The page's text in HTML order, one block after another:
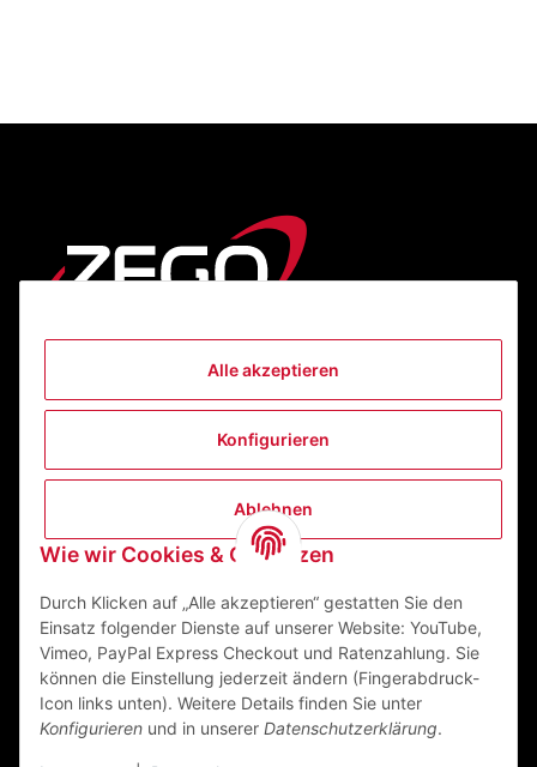
Alle akzeptieren
Konfigurieren
Ablehnen
Wie wir Cookies & Co nutzen
Durch Klicken auf „Alle akzeptieren“ gestatten Sie den
Einsatz folgender Dienste auf unserer Website: YouTube,
Vimeo, PayPal Express Checkout und Ratenzahlung. Sie
können die Einstellung jederzeit ändern (Fingerabdruck-
Icon links unten). Weitere Details finden Sie unter
Konfigurieren und in unserer Datenschutzerklärung.
Informationen
ZEGO Textilveredelungszentrum GmbH
63741 Aschaffenburg Deutschland
Mail:info@zego-tvz.de
Tel.:06021 59092-0